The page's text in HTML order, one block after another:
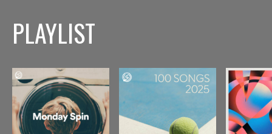
PLAYLIST